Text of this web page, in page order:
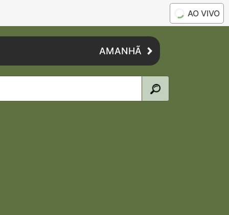
AO VIVO
AMANHÃ